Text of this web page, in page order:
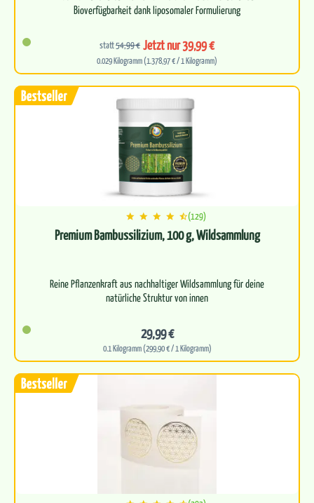
Bioverfügbarkeit dank liposomaler Formulierung
Kraftvolle…
statt54,99 € Jetzt nur 39,99 €
0.029 Kilogramm (1.378,97 € / 1 Kilogramm)
(129)
Premium Bambussilizium, 100 g, Wildsammlung
Reine Pflanzenkraft aus nachhaltiger Wildsammlung für deine
natürliche Struktur von innen
29,99 €
0.1 Kilogramm (299,90 € / 1 Kilogramm)